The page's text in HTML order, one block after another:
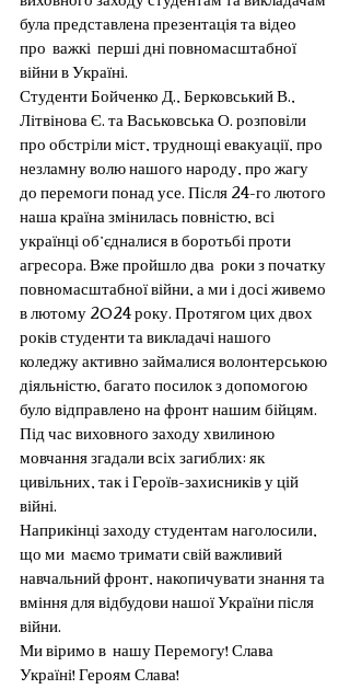
була представлена презентація та відео
про  важкі  перші дні повномасштабної
війни в Україні.
Студенти Бойченко Д., Берковський В.,
Літвінова Є. та Васьковська О. розповіли
про обстріли міст, труднощі евакуації, про
незламну волю нашого народу, про жагу
до перемоги понад усе. Після 24-го лютого
наша країна змінилась повністю, всі
українці об’єдналися в боротьбі проти
агресора. Вже пройшло два  роки з початку
повномасштабної війни, а ми і досі живемо
в лютому 2024 року. Протягом цих двох
років студенти та викладачі нашого
коледжу активно займалися волонтерською
діяльністю, багато посилок з допомогою
було відправлено на фронт нашим бійцям.
Під час виховного заходу хвилиною
мовчання згадали всіх загиблих: як
цивільних, так і Героїв-захисників у цій
війні.
Наприкінці заходу студентам наголосили,
що ми  маємо тримати свій важливий
навчальний фронт, накопичувати знання та
вміння для відбудови нашої України після
війни.
Ми віримо в  нашу Перемогу! Слава
Україні! Героям Слава!